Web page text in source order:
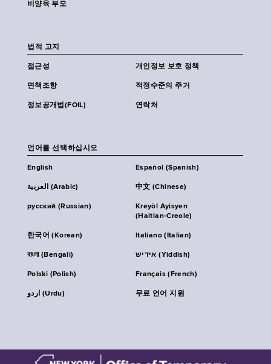
비양육 부모
법적 고지
접근성 개인정보 보호 정책
면책조항 적정수준의 주거
정보공개법(FOIL) 연락처
언어를 선택하십시오
English Español (Spanish)
العربية (Arabic) 中文 (Chinese)
русский (Russian)
Kreyòl Ayisyen
(Haitian-Creole)
한국어 (Korean) Italiano (Italian)
বাংলা (Bengali) אידיש (Yiddish)
Polski (Polish) Français (French)
اردو (Urdu) 무료 언어 지원